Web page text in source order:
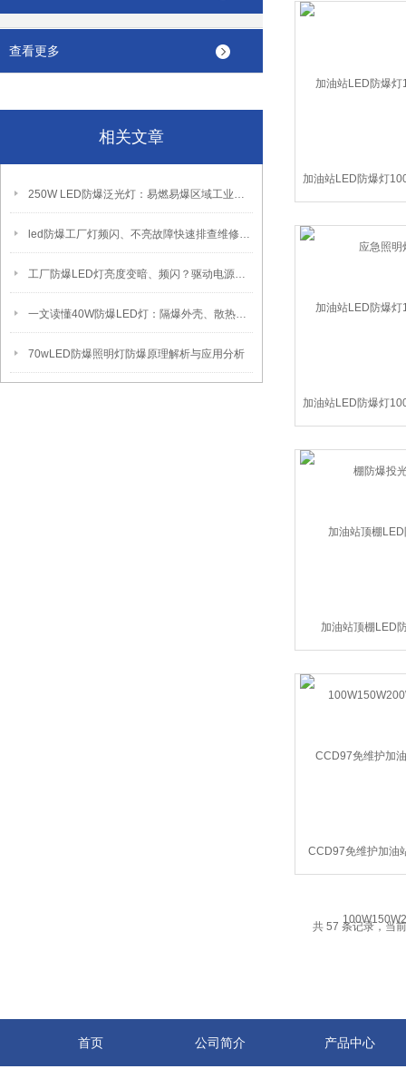
查看更多
相关文章
250W LED防爆泛光灯：易燃易爆区域工业固定照明装置
led防爆工厂灯频闪、不亮故障快速排查维修方法
工厂防爆LED灯亮度变暗、频闪？驱动电源故障检修方法
一文读懂40W防爆LED灯：隔爆外壳、散热、防爆认证原理
70wLED防爆照明灯防爆原理解析与应用分析
加油站LED防爆灯
急照明
加油站LED防爆灯
防爆投光
加油站顶棚LED
CCD97免维护加油
共 57 条记录，当
首页 公司简介 产品中心